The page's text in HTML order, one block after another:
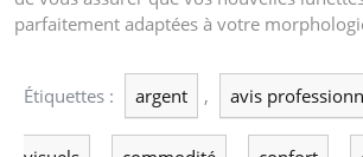
parfaitement adaptées à votre
Étiquettes : argent , avis